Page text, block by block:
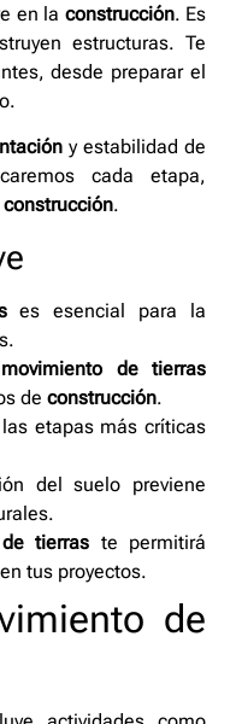
en la construcción. Es
estructuras. Te
desde preparar el
y estabilidad de
cada etapa,
construcción.
es esencial para la
de tierras
de construcción.
etapas más críticas
del suelo previene
tierras te permitirá
tus proyectos.
de